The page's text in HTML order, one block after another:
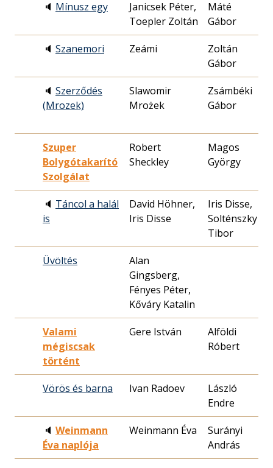
🔈 Mínusz egy
Janicsek Péter,
Toepler Zoltán
Máté
Gábor
🔈 Szanemori Zeámi
Zoltán
Gábor
🔈 Szerződés
(Mrozek)
Slawomir
Mrożek
Zsámbéki
Gábor
Szuper
Bolygótakarító
Szolgálat
Robert
Sheckley
Magos
György
🔈 Táncol a halál
is
David Höhner,
Iris Disse
Iris Disse,
Solténszky
Tibor
Üvöltés
Alan
Gingsberg,
Fényes Péter,
Kőváry Katalin
Valami
mégiscsak
történt
Gere István
Alföldi
Róbert
Vörös és barna Ivan Radoev
László
Endre
🔈 Weinmann
Éva naplója
Weinmann Éva
Surányi
András